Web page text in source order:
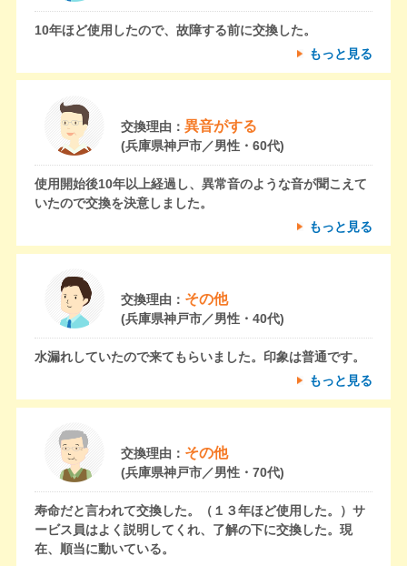
10年ほど使用したので、故障する前に交換した。
もっと見る
交換理由： 異音がする
(兵庫県神戸市／男性・60代)
使用開始後10年以上経過し、異常音のような音が聞こえて
いたので交換を決意しました。
もっと見る
交換理由： その他
(兵庫県神戸市／男性・40代)
水漏れしていたので来てもらいました。印象は普通です。
もっと見る
交換理由： その他
(兵庫県神戸市／男性・70代)
寿命だと言われて交換した。（１３年ほど使用した。）サ
ービス員はよく説明してくれ、了解の下に交換した。現
在、順当に動いている。